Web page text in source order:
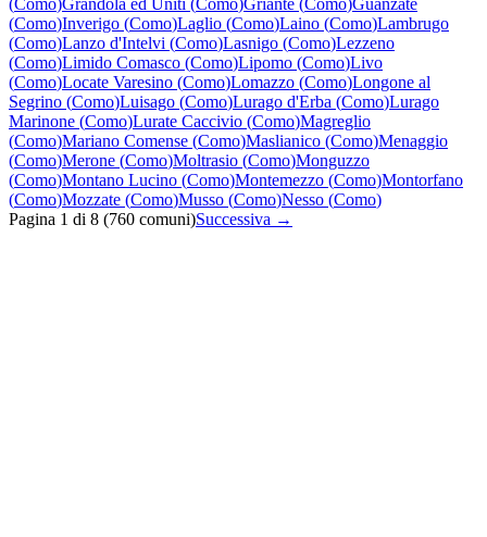
(Como)Grandola ed Uniti (Como)Griante (Como)Guanzate
(Como)Inverigo (Como)Laglio (Como)Laino (Como)Lambrugo
(Como)Lanzo d'Intelvi (Como)Lasnigo (Como)Lezzeno
(Como)Limido Comasco (Como)Lipomo (Como)Livo
(Como)Locate Varesino (Como)Lomazzo (Como)Longone al
Segrino (Como)Luisago (Como)Lurago d'Erba (Como)Lurago
Marinone (Como)Lurate Caccivio (Como)Magreglio
(Como)Mariano Comense (Como)Maslianico (Como)Menaggio
(Como)Merone (Como)Moltrasio (Como)Monguzzo
(Como)Montano Lucino (Como)Montemezzo (Como)Montorfano
(Como)Mozzate (Como)Musso (Como)Nesso (Como)
Pagina 1 di 8 (760 comuni)Successiva →